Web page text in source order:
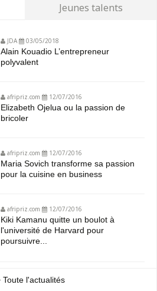
Jeunes talents
JDA 03/05/2018
Alain Kouadio L’entrepreneur
polyvalent
afripriz.com 12/07/2016
Elizabeth Ojelua ou la passion de
bricoler
afripriz.com 12/07/2016
Maria Sovich transforme sa passion
pour la cuisine en business
afripriz.com 12/07/2016
Kiki Kamanu quitte un boulot à
l'université de Harvard pour
poursuivre...
Toute l'actualités